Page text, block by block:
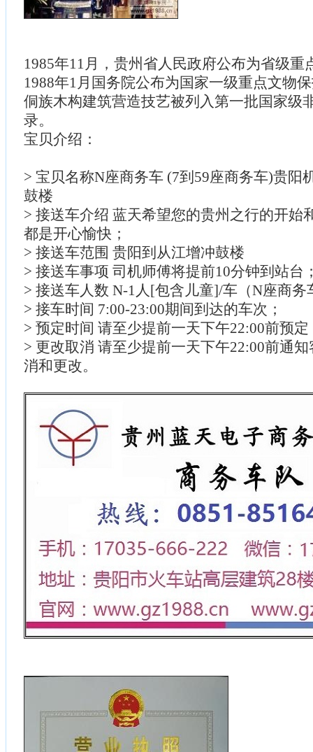
1985年11月，贵州省人民政府公布为省级重
1988年1月国务院公布为国家一级重点文物
侗族木构建筑营造技艺被列入第一批国家级
录。
宝贝介绍：
> 宝贝名称N座商务车 (7到59座商务车)贵阳
鼓楼
> 接送车介绍 蓝天希望您的贵州之行的开始
都是开心愉快；
> 接送车范围 贵阳到从江增冲鼓楼
> 接送车事项 司机师傅将提前10分钟到站台
> 接送车人数 N-1人[包含儿童]/车（N座商务
> 接车时间 7:00-23:00期间到达的车次；
> 预定时间 请至少提前一天下午22:00前预
> 更改取消 请至少提前一天下午22:00前通
消和更改。